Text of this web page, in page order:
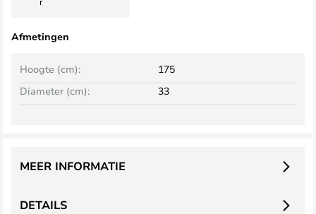
Afmetingen
Hoogte (cm):
175
Diameter (cm):
33
DETAILS
MEER INFORMATIE